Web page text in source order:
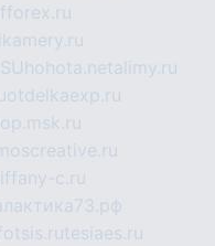
hohota.netalimy.ru
otdelkaexp.ru
c.ru
fotsis.rutesiaes.ru